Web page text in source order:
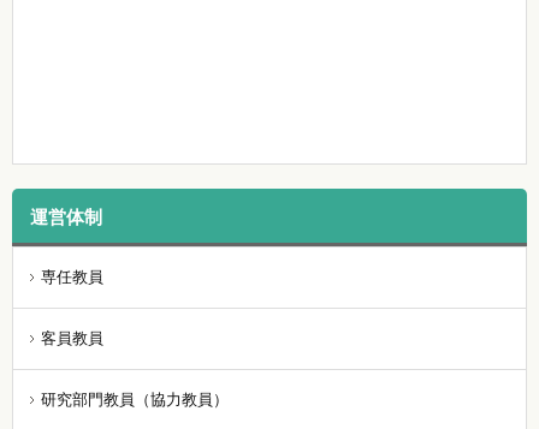
運営体制
専任教員
客員教員
研究部門教員（協力教員）